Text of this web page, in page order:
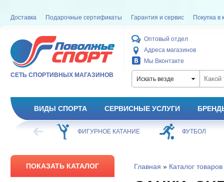
Доставка Подарочные сертификаты Гарантия и сервис Покупка в
СЕТЬ СПОРТИВНЫХ МАГАЗИНОВ
Оптовый отдел
Адреса магазинов
Мы Вконтакте
Искать везде
ВИДЫ СПОРТА СЕРВИСНЫЕ УСЛУГИ
ХОККЕЙ ФИГУРНОЕ КАТАНИЕ ФУТБОЛ
ПОКАЗАТЬ КАТАЛОГ Главная » Каталог товаров